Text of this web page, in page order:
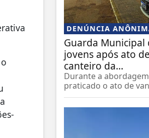
DENÚNCIA
Guarda
jovens após ato
canteiro da...
Durante a
praticado o ato de